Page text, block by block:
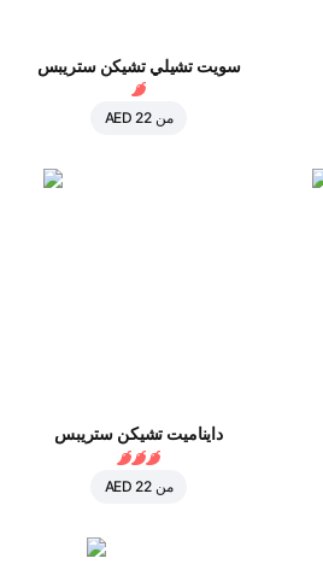
سويت تشيلي تشيكن ستريبس
منAED 22
دايناميت تشيكن ستريبس
منAED 22